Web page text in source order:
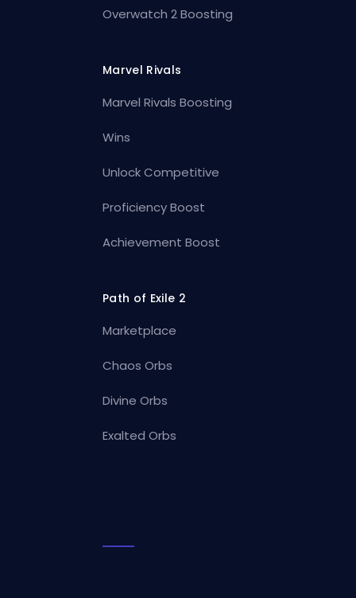
Overwatch 2 Boosting
Marvel Rivals
Marvel Rivals Boosting
Wins
Unlock Competitive
Proficiency Boost
Achievement Boost
Path of Exile 2
Marketplace
Chaos Orbs
Divine Orbs
Exalted Orbs